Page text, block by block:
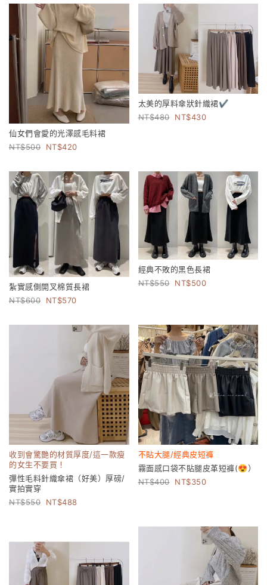
仙女們會愛的光澤感毛料裙
500
420
太美的厚料傘狀針織裙✔️
480
430
紮實感側開叉棉質長裙
600
570
經典不敗的黑色長裙
550
500
收到會驚艷的材質厚度/這一款瘦
的女生不要買！
彈性毛料針織傘裙（好美）厚磅/
實拍實穿
550
488
不貼大腿/經典皮短褲
霧面感口袋不貼腿皮革短褲(😍）
400
350